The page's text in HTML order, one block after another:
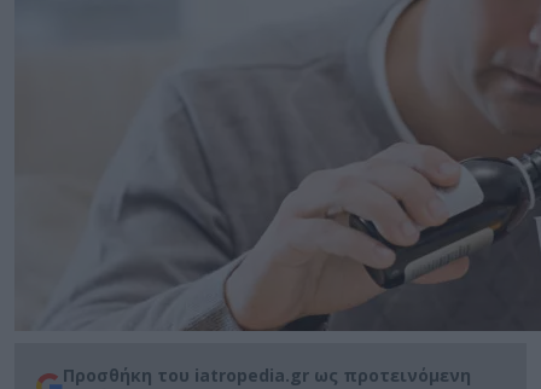
Προσθήκη του iatropedia.gr ως προτεινόμενη